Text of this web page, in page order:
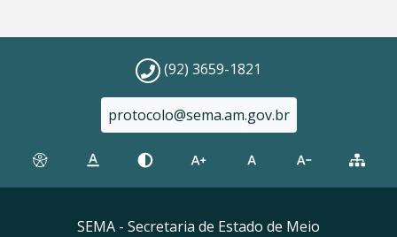
(92) 3659-1821
protocolo@sema.am.gov.br
SEMA - Secretaria de Estado de Meio